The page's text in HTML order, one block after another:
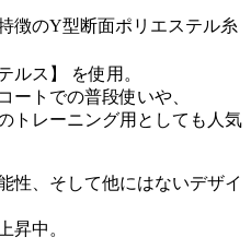
徴のY型断面ポリエステル糸
ルス】 を使用。
ートでの普段使いや、
トレーニング用としても人気
性、そして他にはないデザイ
昇中。